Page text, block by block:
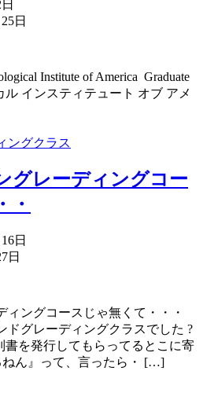
日
Institute of America Graduate
ル インスティテュート オブ アメ
グレーディングコー
・
日
日
ィングコースじゃ無くて・・・
ドグレーディングクラスでした ?
書を発行してもらってるとこに寄
ねん』って、言ったら・ […]